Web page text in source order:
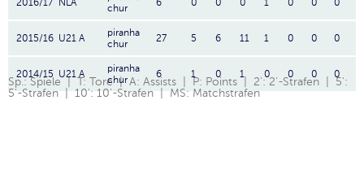
2016/17 NLA
chur
6 0 0 0 1 0 0 0
2015/16 U21 A
piranha
chur
27 5 6 11 1 0 0 0
2014/15 U21 A
piranha
chur
6 1 0 1 0 0 0 0
Sp.: Spiele | T: Tore | A: Assists | P: Points | 2': 2'-Strafen | 5':
5'-Strafen | 10': 10'-Strafen | MS: Matchstrafen